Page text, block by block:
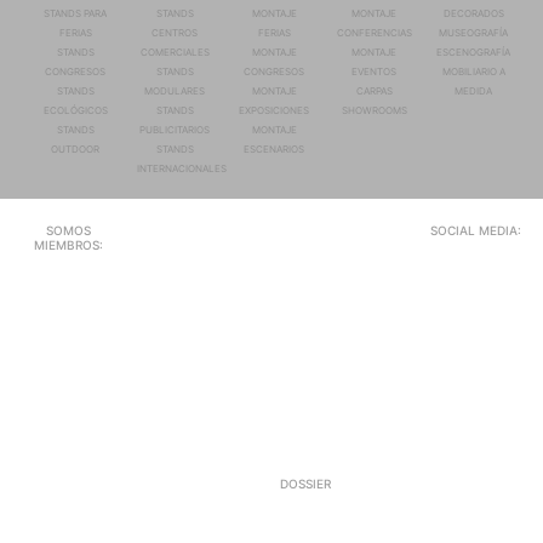
STANDS PARA
FERIAS
STANDS
CONGRESOS
STANDS
ECOLÓGICOS
STANDS
OUTDOOR
STANDS
CENTROS
COMERCIALES
STANDS
MODULARES
STANDS
PUBLICITARIOS
STANDS
INTERNACIONALES
MONTAJE
FERIAS
MONTAJE
CONGRESOS
MONTAJE
EXPOSICIONES
MONTAJE
ESCENARIOS
MONTAJE
CONFERENCIAS
MONTAJE
EVENTOS
CARPAS
SHOWROOMS
DECORADOS
MUSEOGRAFÍA
ESCENOGRAFÍA
MOBILIARIO A
MEDIDA
SOMOS
MIEMBROS:
DOSSIER
SOCIAL MEDIA: